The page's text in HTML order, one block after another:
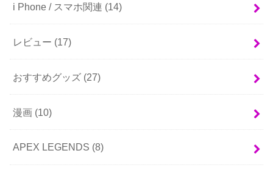
i Phone / スマホ関連 (14)
レビュー (17)
おすすめグッズ (27)
漫画 (10)
APEX LEGENDS (8)